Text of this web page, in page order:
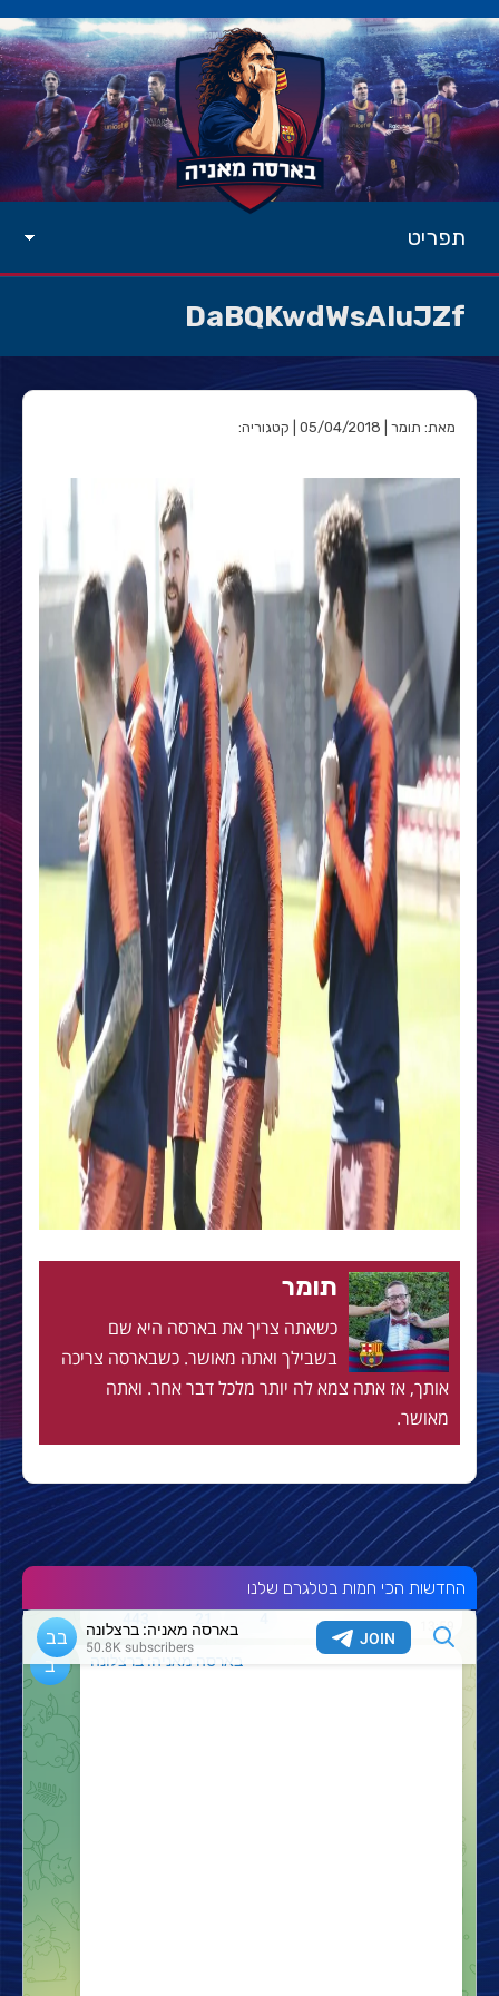
תפריט
DaBQKwdWsAIuJZf
מאת: תומר | 05/04/2018 | קטגוריה:
תומר
כשאתה צריך את בארסה היא שם
בשבילך ואתה מאושר. כשבארסה צריכה
אותך, אז אתה צמא לה יותר מלכל דבר אחר. ואתה
מאושר.
החדשות הכי חמות בטלגרם שלנו